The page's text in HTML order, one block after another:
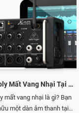
, chất lượng và uy tín !!!
càng tăng. Công việc này
như bán hàng mà chúng
am hiểu,đam mê. Đặc biệt
nghiệm trong ngành
chữa âm thanh này. Để
được tất cả các trường
hàng gặp phải. Trường
ta lý thuyết về vận
Còn kinh nghiệm thì
hỏi và gặp nhiều sự cố
Sửa Amply Mất Vang Nhại Tại TP HCM Uy Tín, Giá Rẻ
mất vang nhại là gì? Bạn
một dàn âm thanh tại